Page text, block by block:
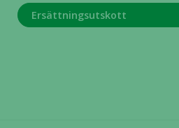
Ersättningsutskott